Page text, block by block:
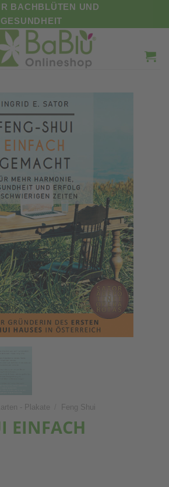
BACHBLÜTEN UND
- Plakate Feng Shui
EINFACH